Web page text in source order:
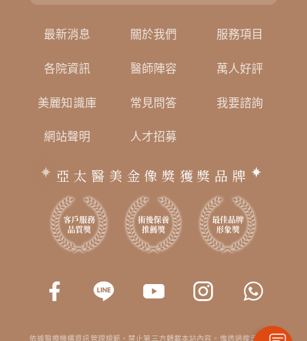
最新消息 關於我們 服務項目
各院資訊 醫師陣容 萬人好評
美麗知識庫 常見問答 我要諮詢
網站聲明 人才招募
亞太醫美金像獎獲獎品牌
依據醫療機構資訊管理規範，禁止第三方轉載本站內容。惟透過搜尋